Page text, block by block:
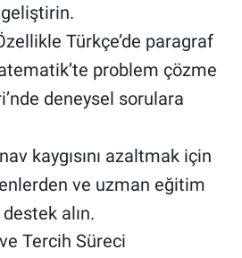
Türkçe’de paragraf
problem çözme
deneysel sorulara
kaygısını azaltmak için
ve uzman eğitim
alın.
Tercih Süreci